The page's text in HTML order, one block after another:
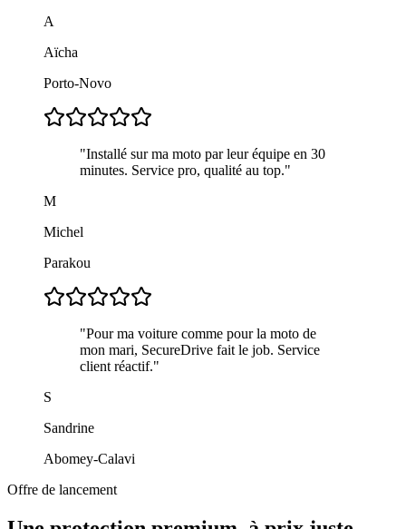
A
Aïcha
Porto-Novo
"Installé sur ma moto par leur équipe en 30
minutes. Service pro, qualité au top."
M
Michel
Parakou
"Pour ma voiture comme pour la moto de
mon mari, SecureDrive fait le job. Service
client réactif."
S
Sandrine
Abomey-Calavi
Offre de lancement